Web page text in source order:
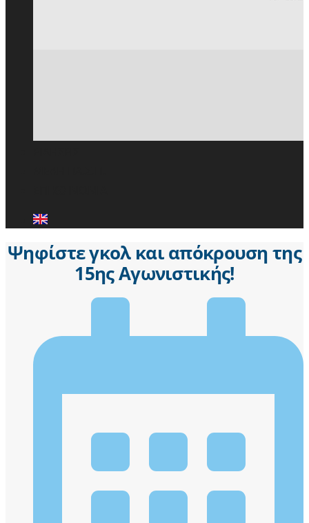
Ψηφίστε γκολ και απόκρουση της
15ης Αγωνιστικής!